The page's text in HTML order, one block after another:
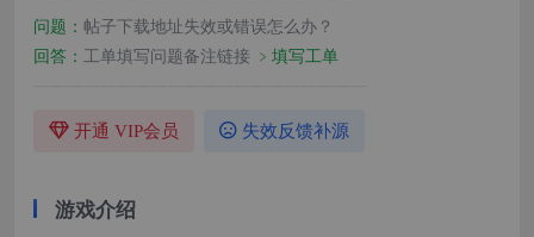
问题： 帖子下载地址失效或错误怎么办？
回答： 工单填写问题备注链接 ﹥填写工单
开通 VIP会员 失效反馈补源
游戏介绍